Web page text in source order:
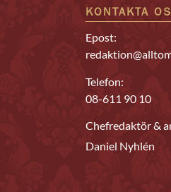
KONTAKTA
Epost:
Telefon:
08-611 90 10
Chefredaktör &
Daniel Nyhlén